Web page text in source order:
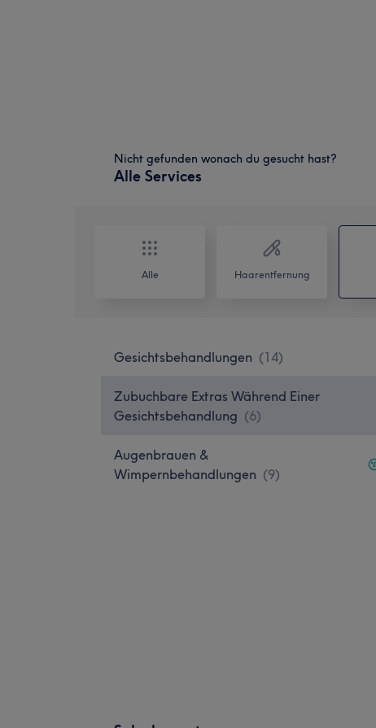
Nicht gefunden wonach du gesucht hast?
Alle Services
Alle Haarentfernung
Gesichtsbehandlungen (14)
Zubuchbare Extras Während Einer
Gesichtsbehandlung (6)
Augenbrauen &
Wimpernbehandlungen (9)